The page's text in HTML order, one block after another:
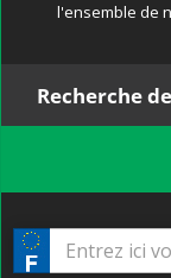
l'ensemble de
Recherche